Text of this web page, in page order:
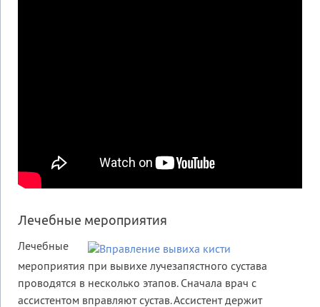
Лечебные мероприятия
Лечебные
мероприятия при вывихе лучезапястного сустава
проводятся в несколько этапов. Сначала врач с
ассистентом вправляют сустав. Ассистент держит